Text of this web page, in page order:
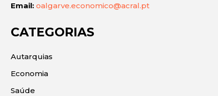
Email: oalgarve.economico@acral.pt
CATEGORIAS
Autarquias
Economia
Saúde